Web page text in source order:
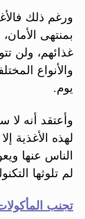
ورغم ذلك
بمنتهى
غذائهم، ولن
والأنواع
يوم.
وأعتقد أنه لا
لهذه الأغذية
الناس عنها
لم تلوثها
تجنب